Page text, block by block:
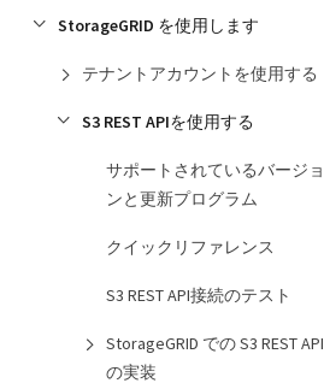
StorageGRID を使用します
テナントアカウントを使用する
S3 REST APIを使用する
サポートされているバージョ
ンと更新プログラム
クイックリファレンス
S3 REST API接続のテスト
StorageGRID での S3 REST API
の実装